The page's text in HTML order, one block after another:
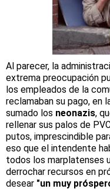
Al parecer, la
extrema preocupación
los empleados de la
reclamaban su pago, en
sumado los neonazis,
rellenar sus palos de
putos, imprescindible
eso que el intendente
todos los marplatenses
derrochar recursos en
desear "un muy